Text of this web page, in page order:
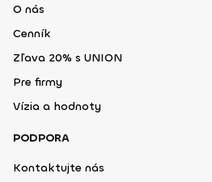
O nás
Cenník
Zľava 20% s UNION
Pre firmy
Vízia a hodnoty
PODPORA
Kontaktujte nás